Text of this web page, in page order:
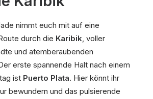
nimmt euch mit auf eine
durch die Karibik, voller
und atemberaubenden
erste spannende Halt nach einem
ist Puerto Plata. Hier könnt ihr
bewundern und das pulsierende